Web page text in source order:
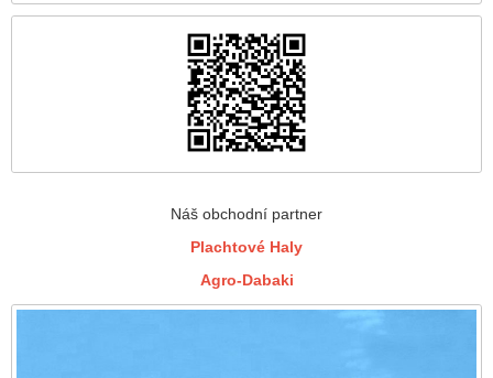
Náš obchodní partner
Plachtové Haly
Agro-Dabaki